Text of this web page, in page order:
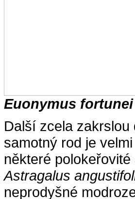
Euonymus fortunei
Další zcela
samotný rod je
některé
Astragalus
neprodyšné